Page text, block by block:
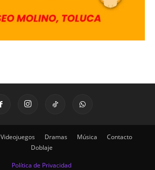
Videojuegos Dramas Música
Contacto
Doblaje
Política de Privacidad